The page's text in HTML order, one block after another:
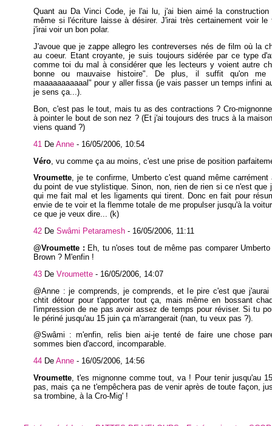
Quant au Da Vinci Code, je l'ai lu, j'ai bien aimé la construction
même si l'écriture laisse à désirer. J'irai très certainement voir le
j'irai voir un bon polar.
J'avoue que je zappe allegro les contreverses nés de film où la
au coeur. Etant croyante, je suis toujours sidérée par ce type
comme toi du mal à considérer que les lecteurs y voient autre
bonne ou mauvaise histoire". De plus, il suffit qu'on me
maaaaaaaaaaal" pour y aller fissa (je vais passer un temps infini
je sens ça...).
Bon, c'est pas le tout, mais tu as des contractions ? Cro-
à pointer le bout de son nez ? (Et j'ai toujours des trucs à la
viens quand ?)
41 De Anne - 16/05/2006, 10:54
Véro , vu comme ça au moins, c'est une prise de position
Vroumette, je te confirme, Umberto c'est quand même carrément
du point de vue stylistique. Sinon, non, rien de rien si ce n'est que
qui me fait mal et les ligaments qui tirent. Donc en fait pour
envie de te voir et la flemme totale de me propulser jusqu'à la
ce que je veux dire... (k)
42 De Swâmi Petaramesh - 16/05/2006, 11:11
@Vroumette : Eh, tu n'oses tout de même pas comparer
Brown ? M'enfin !
43 De Vroumette - 16/05/2006, 14:07
@Anne : je comprends, je comprends, et le pire c'est que
chtit détour pour t'apporter tout ça, mais même en bossant
l'impression de ne pas avoir assez de temps pour réviser. Si tu
le périné jusqu'au 15 juin ça m'arrangerait (nan, tu veux pas ?).
@Swâmi : m'enfin, relis bien ai-je tenté de faire une chose
sommes bien d'accord, incomparable.
44 De Anne - 16/05/2006, 14:56
Vroumette , t'es mignonne comme tout, va ! Pour tenir jusqu'au
pas, mais ça ne t'empêchera pas de venir après de toute façon,
sa trombine, à la Cro-Mig' !